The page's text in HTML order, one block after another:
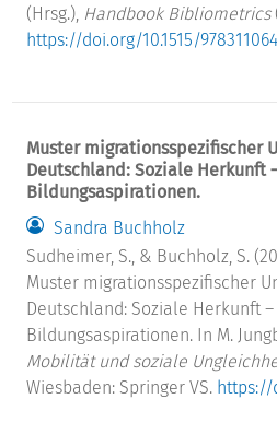
(Hrsg.), Handbook Bibliometrics
https://doi.org/10.1515/
Muster migrationsspezifischer
Deutschland: Soziale Herkunft
Bildungsaspirationen.
Sandra Buchholz
Sudheimer, S., & Buchholz, S.
Muster migrationsspezifischer
Deutschland: Soziale Herkunft
Bildungsaspirationen. In M.
Mobilität und soziale
Wiesbaden: Springer VS. https://